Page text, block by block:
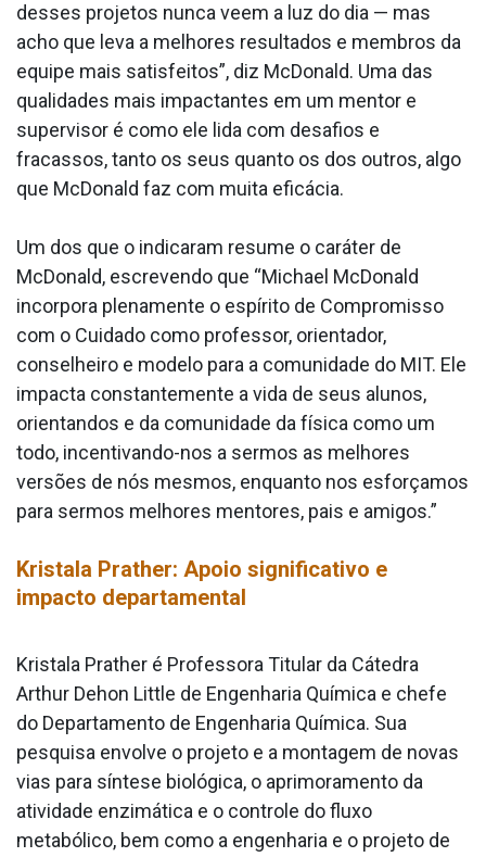
desses projetos nunca veem a luz do dia — mas
acho que leva a melhores resultados e membros da
equipe mais satisfeitos”, diz McDonald. Uma das
qualidades mais impactantes em um mentor e
supervisor é como ele lida com desafios e
fracassos, tanto os seus quanto os dos outros, algo
que McDonald faz com muita eficácia.
Um dos que o indicaram resume o caráter de
McDonald, escrevendo que “Michael McDonald
incorpora plenamente o espírito de Compromisso
com o Cuidado como professor, orientador,
conselheiro e modelo para a comunidade do MIT. Ele
impacta constantemente a vida de seus alunos,
orientandos e da comunidade da física como um
todo, incentivando-nos a sermos as melhores
versões de nós mesmos, enquanto nos esforçamos
para sermos melhores mentores, pais e amigos.”
Kristala Prather: Apoio significativo e
impacto departamental
Kristala Prather é Professora Titular da Cátedra
Arthur Dehon Little de Engenharia Química e chefe
do Departamento de Engenharia Química. Sua
pesquisa envolve o projeto e a montagem de novas
vias para síntese biológica, o aprimoramento da
atividade enzimática e o controle do fluxo
metabólico, bem como a engenharia e o projeto de